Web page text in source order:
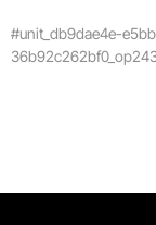
#unit_db9dae4e-